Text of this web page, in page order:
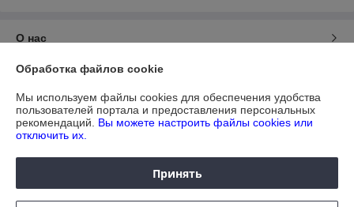
О нас
Контакты
Доставка и оплата
Полная версия сайта
Обработка файлов cookie
Мы используем файлы cookies для обеспечения удобства
пользователей портала и предоставления персональных
рекомендаций. Вы можете настроить файлы cookies или
отключить их.
Принять